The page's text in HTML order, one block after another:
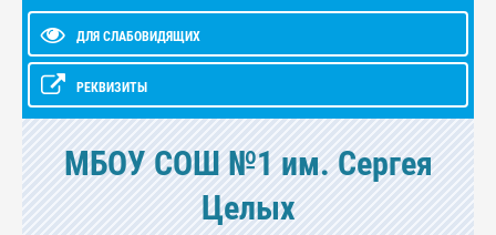
ДЛЯ СЛАБОВИДЯЩИХ
РЕКВИЗИТЫ
МБОУ СОШ №1 им. Сергея
Целых